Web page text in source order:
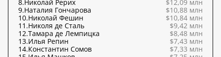
8.Николай Рерих
$12,09 млн
9.Наталия Гончарова
$10,88 млн
10.Николай Фешин
$10,84 млн
11.Николя де Сталь
$9,42 млн
12.Тамара де Лемпицка
$8,48 млн
13.Илья Репин
$7,43 млн
14.Константин Сомов
$7,33 млн